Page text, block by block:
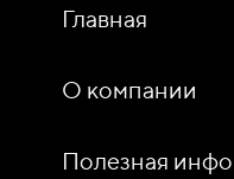
Главная
О компании
Полезная